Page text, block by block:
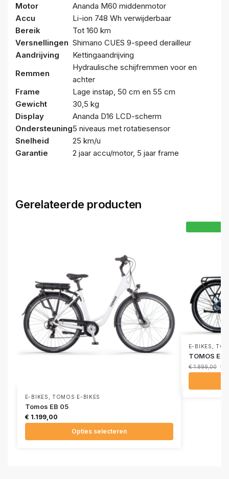
Motor
Ananda M60 middenmotor
Accu
Li-ion 748 Wh verwijderbaar
Bereik
Tot 160 km
Versnellingen Shimano CUES 9-speed derailleur
Aandrijving
Kettingaandrijving
Remmen
Hydraulische schijfremmen voor en
achter
Frame
Lage instap, 50 cm en 55 cm
Gewicht
30,5 kg
Display
Ananda D16 LCD-scherm
Ondersteuning5 niveaus met rotatiesensor
Snelheid
25 km/u
Garantie
2 jaar accu/motor, 5 jaar frame
Gerelateerde producten
E-BIKES ,TOMOS E-BIKES
Tomos EB 05
€ 1.199,00
Opties selecteren
E-BIKES ,
TOMOS EB
€1.899,00 €